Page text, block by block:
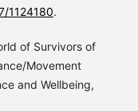
1124180.
of Survivors of
Movement
and Wellbeing,